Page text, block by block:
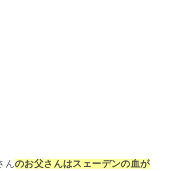
んのお父さんはスェーデンの血が